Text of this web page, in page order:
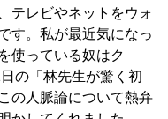
テレビやネットをウォ
す。私が最近気になっ
使っている奴はク
の「林先生が驚く初
の人脈論について熱弁